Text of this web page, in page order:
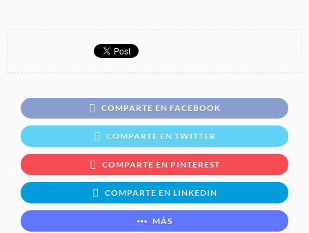
COMPARTE EN FACEBOOK
COMPARTE EN TWITTER
COMPARTE EN PINTEREST
COMPARTE EN LINKEDIN
MÁS